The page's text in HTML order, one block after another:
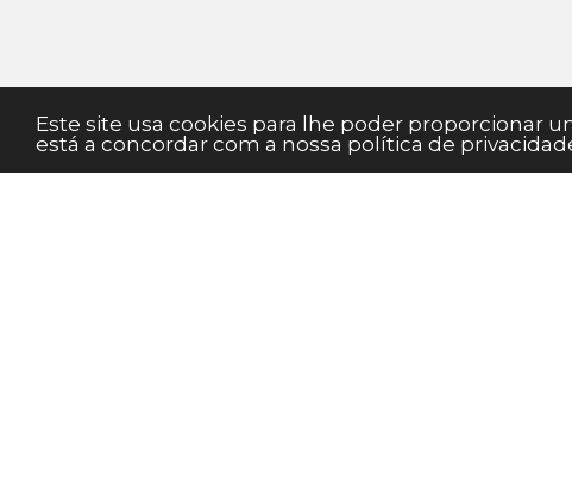
Este site usa cookies para lhe poder proporcionar
está a concordar com a nossa política de